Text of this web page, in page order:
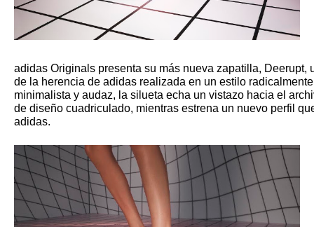
adidas Originals presenta su más nueva zapatilla,
de la herencia de adidas realizada en un estilo
minimalista y audaz, la silueta echa un vistazo hacia el
de diseño cuadriculado, mientras estrena un nuevo perfil
adidas.